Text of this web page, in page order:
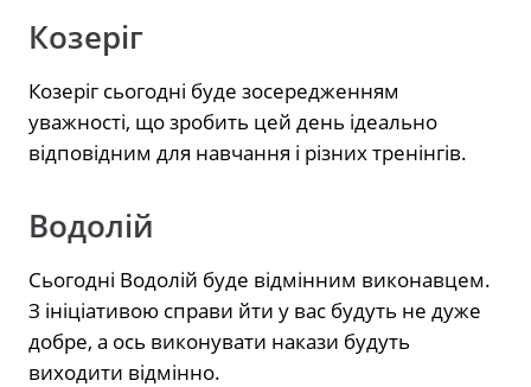
Козеріг
Козеріг сьогодні буде зосередженням
уважності, що зробить цей день ідеально
відповідним для навчання і різних тренінгів.
Водолій
Сьогодні Водолій буде відмінним виконавцем.
З ініціативою справи йти у вас будуть не дуже
добре, а ось виконувати накази будуть
виходити відмінно.